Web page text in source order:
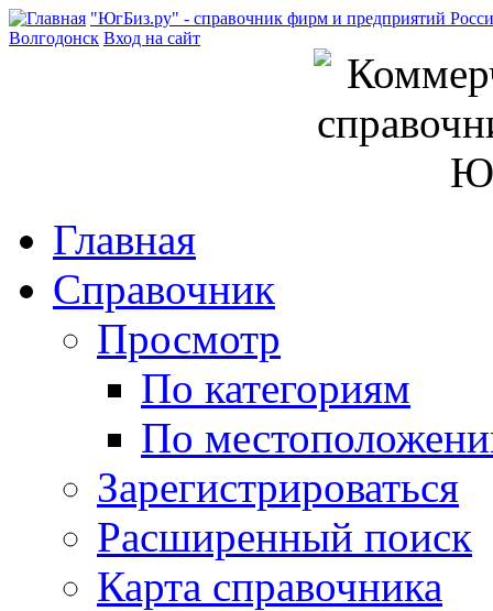
"ЮгБиз.ру" - справочник фирм и предприятий
Волгодонск Вход на сайт
Главная
Справочник
Просмотр
По категориям
По
Зарегистрироваться
Расширенный поиск
Карта справочника